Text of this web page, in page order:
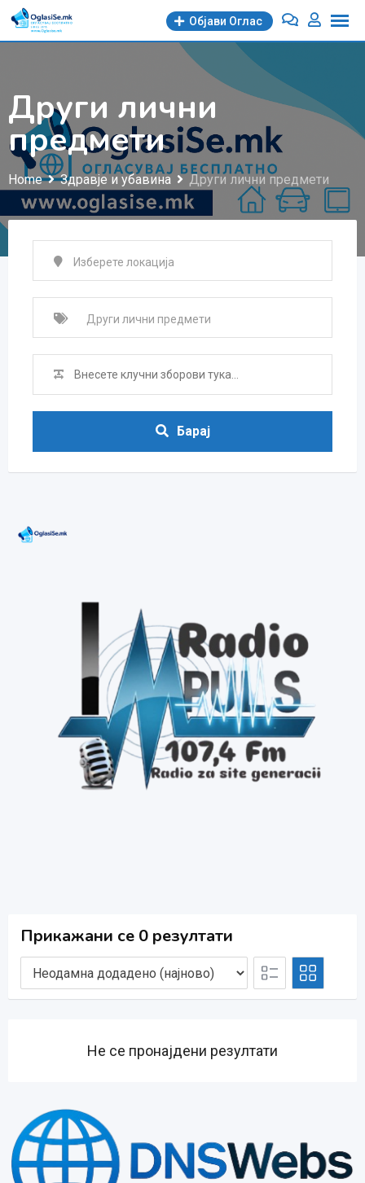
Skip
Објави Oглас
Други лични
предмети
Home Здравје и убавина Други лични предмети
Барај
Прикажани се 0 резултати
Не се пронајдени резултати